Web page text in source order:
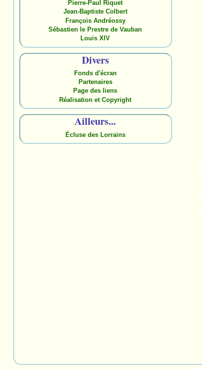
Pierre-Paul Riquet
Jean-Baptiste Colbert
François Andréossy
Sébastien le Prestre de Vauban
Louis XIV
Divers
Fonds d'écran
Partenaires
Page des liens
Réalisation et Copyright
Ailleurs...
Écluse des Lorrains